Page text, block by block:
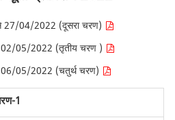
27/04/2022 (दूसरा चरण)
05/2022 (तृतीय चरण )
05/2022 (चतुर्थ चरण)
1